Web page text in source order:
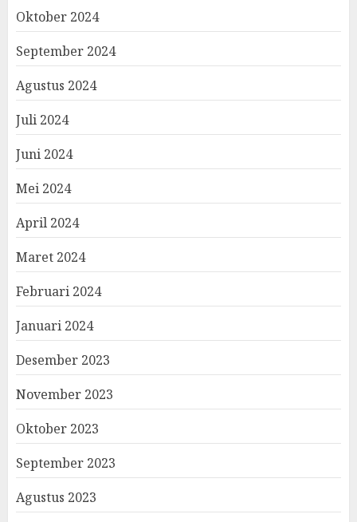
Oktober 2024
September 2024
Agustus 2024
Juli 2024
Juni 2024
Mei 2024
April 2024
Maret 2024
Februari 2024
Januari 2024
Desember 2023
November 2023
Oktober 2023
September 2023
Agustus 2023